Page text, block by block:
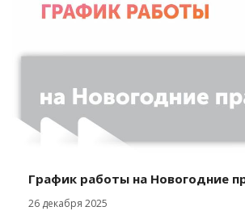
График работы на Новогодние
26 декабря 2025